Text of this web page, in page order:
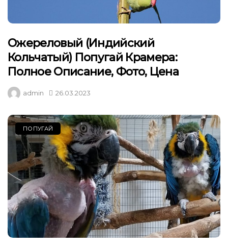
Ожереловый (индийский
Кольчатый) Попугай Крамера:
Полное Описание, Фото, Цена
admin 26.03.2023
ПОПУГАЙ